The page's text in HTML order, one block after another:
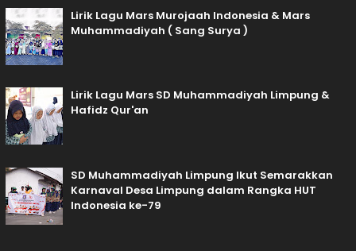
Lirik Lagu Mars Murojaah Indonesia & Mars
Muhammadiyah ( Sang Surya )
Lirik Lagu Mars SD Muhammadiyah Limpung &
Hafidz Qur'an
SD Muhammadiyah Limpung Ikut Semarakkan
Karnaval Desa Limpung dalam Rangka HUT
Indonesia ke-79